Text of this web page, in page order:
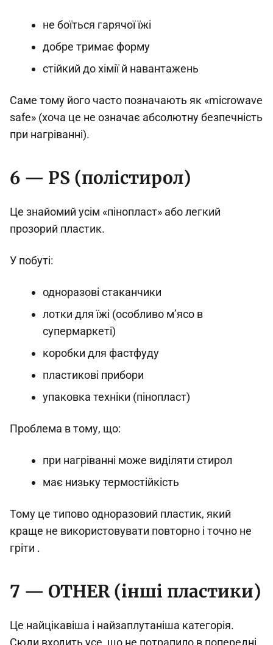
не боїться гарячої їжі
добре тримає форму
стійкий до хімії й навантажень
Саме тому його часто позначають як «microwave
safe» (хоча це не означає абсолютну безпечність
при нагріванні).
6 — PS (полістирол)
Це знайомий усім «пінопласт» або легкий
прозорий пластик.
У побуті:
одноразові стаканчики
лотки для їжі (особливо м’ясо в
супермаркеті)
коробки для фастфуду
пластикові прибори
упаковка техніки (пінопласт)
Проблема в тому, що:
при нагріванні може виділяти стирол
має низьку термостійкість
Тому це типово одноразовий пластик, який
краще не використовувати повторно і точно не
гріти .
7 — OTHER (інші пластики)
Це найцікавіша і найзаплутаніша категорія.
Сюди входить усе, що не потрапило в попередні